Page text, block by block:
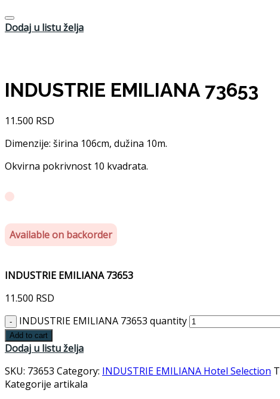
Dodaj u listu želja
INDUSTRIE EMILIANA 73653
11.500 RSD
Dimenzije: širina 106cm, dužina 10m.
Okvirna pokrivnost 10 kvadrata.
Available on backorder
INDUSTRIE EMILIANA 73653
11.500 RSD
INDUSTRIE EMILIANA 73653 quantity
Add to cart
Dodaj u listu želja
SKU: 73653 Category: INDUSTRIE EMILIANA Hotel Selection
Kategorije artikala